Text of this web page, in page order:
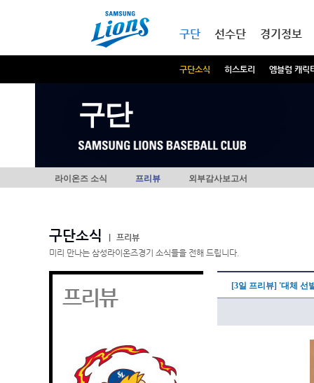
구단
구단소식 히스토리 엠블럼 캐릭
선수단 경기정보
구단
라이온즈 소식 프리뷰 외부감사보고서
구단소식
프리뷰
미리 만나는 삼성라이온즈경기 소식들을 전해 드립니다.
프리뷰 [3일 프리뷰] '대체 선